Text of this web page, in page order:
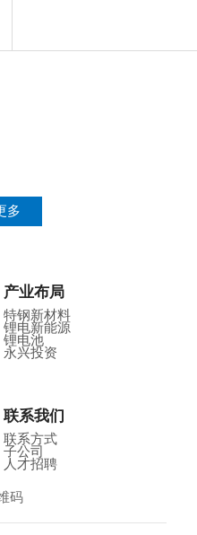
多
产业布局
特钢新材料
锂电新能源
锂电池
永兴投资
联系我们
联系方式
子公司
人才招聘
码